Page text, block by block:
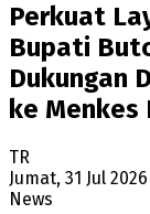
Perkuat
Bupati
Dukungan
ke Menkes
TR
Jumat, 31 Jul
News